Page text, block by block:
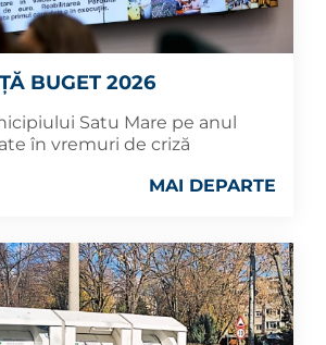
BUGET 2026
Satu Mare pe anul
în vremuri de criză
MAI DEPARTE